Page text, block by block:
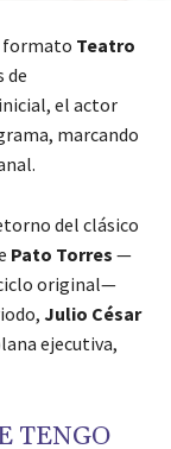
formato Teatro
de
el actor
marcando
del clásico
Pato Torres —
original—
Julio César
ejecutiva,
TENGO